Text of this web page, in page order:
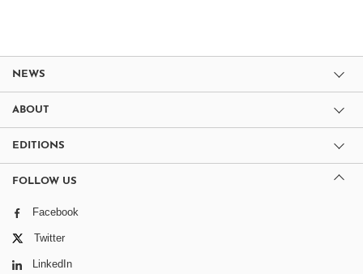
NEWS
ABOUT
EDITIONS
FOLLOW US
Facebook
Twitter
LinkedIn